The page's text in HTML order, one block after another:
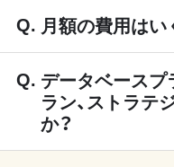
月額の費用はい
データベースプ
ラン、ストラテ
か？